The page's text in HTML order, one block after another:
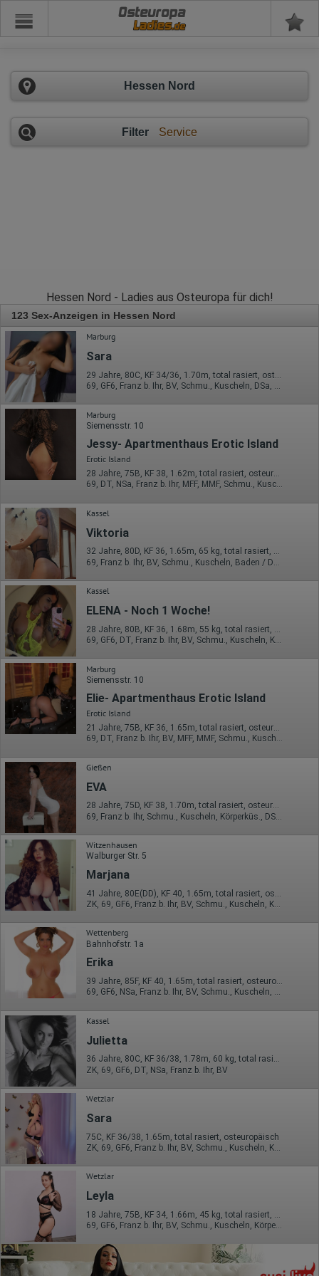
Osteuropa
Hessen Nord
Filter Service
Hessen Nord - Ladies aus Osteuropa für dich!
123 Sex-Anzeigen in Hessen Nord
Marburg
Sara
29 Jahre, 80C, KF 34/36, 1.70m, total rasiert, osteuropäisch
69, GF6, Franz b. Ihr, BV, Schmu., Kuscheln, DSa, DSp
Marburg
Siemensstr. 10
Jessy- Apartmenthaus Erotic Island
Erotic Island
28 Jahre, 75B, KF 38, 1.62m, total rasiert, osteuropäisch
69, DT, NSa, Franz b. Ihr, MFF, MMF, Schmu., Kuscheln
Kassel
Viktoria
32 Jahre, 80D, KF 36, 1.65m, 65 kg, total rasiert, osteuropäisch
Kassel
ELENA - Noch 1 Woche!
69, GF6, DT, Franz b. Ihr, BV, Schmu., Kuscheln, Körperküs.
Marburg
Siemensstr. 10
Elie- Apartmenthaus Erotic Island
Erotic Island
21 Jahre, 75B, KF 36, 1.65m, total rasiert, osteuropäisch
69, DT, Franz b. Ihr, BV, MFF, MMF, Schmu., Kuscheln
Gießen
EVA
28 Jahre, 75D, KF 38, 1.70m, total rasiert, osteuropäisch
Witzenhausen
Walburger Str. 5
Marjana
ZK, 69, GF6, Franz b. Ihr, BV, Schmu., Kuscheln, Körperküs.
Wettenberg
Bahnhofstr. 1a
Erika
39 Jahre, 85F, KF 40, 1.65m, total rasiert, osteuropäisch
69, GF6, NSa, Franz b. Ihr, BV, Schmu., Kuscheln, Körperküs.
Kassel
Julietta
36 Jahre, 80C, KF 36/38, 1.78m, 60 kg, total rasiert, osteuropäisch
ZK, 69, GF6, DT, NSa, Franz b. Ihr, BV
Wetzlar
Sara
75C, KF 36/38, 1.65m, total rasiert, osteuropäisch
ZK, 69, GF6, Franz b. Ihr, BV, Schmu., Kuscheln, Körperküs.
Wetzlar
Leyla
18 Jahre, 75B, KF 34, 1.66m, 45 kg, total rasiert, osteuropäisch
69, GF6, Franz b. Ihr, BV, Schmu., Kuscheln, Körperküs., DSa